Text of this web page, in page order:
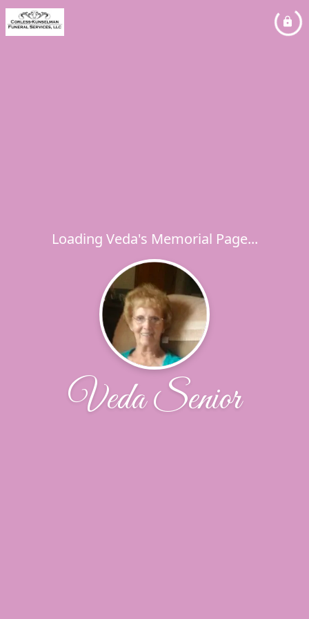
Loading Veda's Memorial Page...
Veda Senior